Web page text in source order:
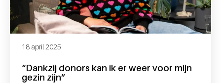
“Dankzij donors kan ik er weer voor mijn
gezin zijn”
18 april 2025